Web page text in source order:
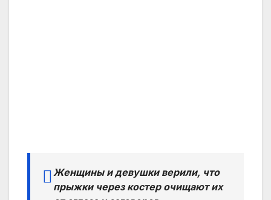
Женщины и девушки верили, что
прыжки через костер очищают их